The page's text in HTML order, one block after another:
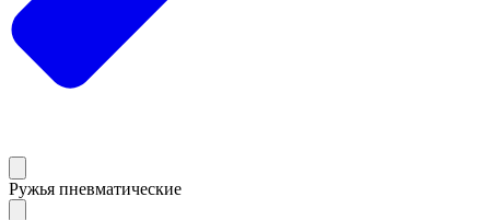
Ружья пневматические